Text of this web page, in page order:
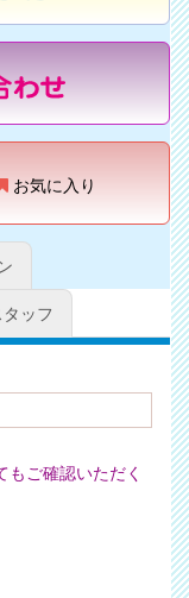
お気に入り
タッフ
ご確認いただく